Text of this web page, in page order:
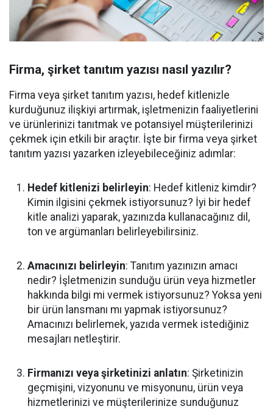
Firma, şirket tanıtım yazısı nasıl yazılır?
Firma veya şirket tanıtım yazısı, hedef kitlenizle
kurduğunuz ilişkiyi artırmak, işletmenizin faaliyetlerini
ve ürünlerinizi tanıtmak ve potansiyel müşterilerinizi
çekmek için etkili bir araçtır. İşte bir firma veya şirket
tanıtım yazısı yazarken izleyebileceğiniz adımlar:
Hedef kitlenizi belirleyin: Hedef kitleniz kimdir?
Kimin ilgisini çekmek istiyorsunuz? İyi bir hedef
kitle analizi yaparak, yazınızda kullanacağınız dil,
ton ve argümanları belirleyebilirsiniz.
Amacınızı belirleyin: Tanıtım yazınızın amacı
nedir? İşletmenizin sunduğu ürün veya hizmetler
hakkında bilgi mi vermek istiyorsunuz? Yoksa yeni
bir ürün lansmanı mı yapmak istiyorsunuz?
Amacınızı belirlemek, yazıda vermek istediğiniz
mesajları netleştirir.
Firmanızı veya şirketinizi anlatın: Şirketinizin
geçmişini, vizyonunu ve misyonunu, ürün veya
hizmetlerinizi ve müşterilerinize sunduğunuz